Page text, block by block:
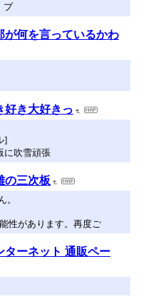
プ
が何を言っているかわ
好き大好きっ
]
に吹雪頑張
の三次板
。
性があります。再度ご
ターネット 通販ペー